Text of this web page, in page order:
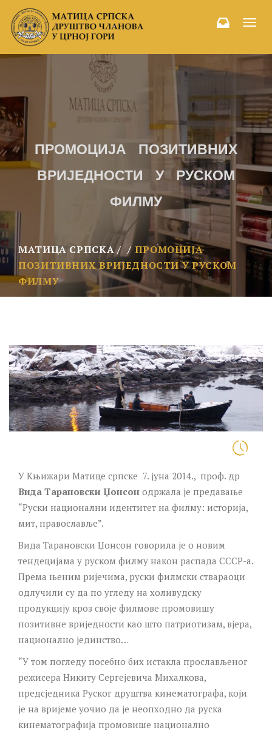
ПРОМОЦИЈА ПОЗИТИВНИХ
ВРИЈЕДНОСТИ У РУСКОМ
ФИЛМУ
МАТИЦА СРПСКА
ПРОМОЦИЈА
ПОЗИТИВНИХ ВРИЈЕДНОСТИ У РУСКОМ
ФИЛМУ
У Књижари Матице српске 7. јуна 2014., проф. др
Вида Тарановски Џонсон одржала је предавање
“Руски национални идентитет на филму: историја,
мит, православље”.
Вида Тарановски Џонсон говорила је о новим
тендецијама у руском филму након распада СССР-а.
Према њеним ријечима, руски филмски ствараоци
одлучили су да по угледу на холивудску
продукцију кроз своје филмове промовишу
позитивне вриједности као што патриотизам, вјера,
национално јединство…
“У том погледу посебно бих истакла прослављеног
режисера Никиту Сергејевича Михалкова,
предсједника Руског друштва кинематографа, који
је на вријеме уочио да је неопходно да руска
кинематографија промовише национално